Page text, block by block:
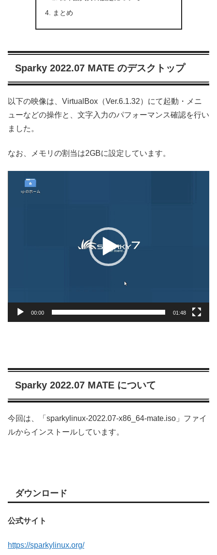
まとめ
Sparky 2022.07 MATE のデスクトップ
以下の映像は、VirtualBox（Ver.6.1.32）にて起動・メニ
ューなどの操作と、文字入力のパフォーマンス確認を行い
ました。
なお、メモリの割当は2GBに設定しています。
00:00 01:48
Sparky 2022.07 MATE について
今回は、「sparkylinux-2022.07-x86_64-mate.iso」ファイ
ルからインストールしています。
ダウンロード
公式サイト
https://sparkylinux.org/